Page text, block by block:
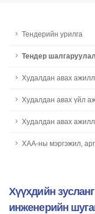
Тендерийн урилга
Тендер
Худалдан авах
Худалдан авах үйл
Худалдан авах
ХАА-ны мэргэжил,
Хүүхдийн
инженерийн